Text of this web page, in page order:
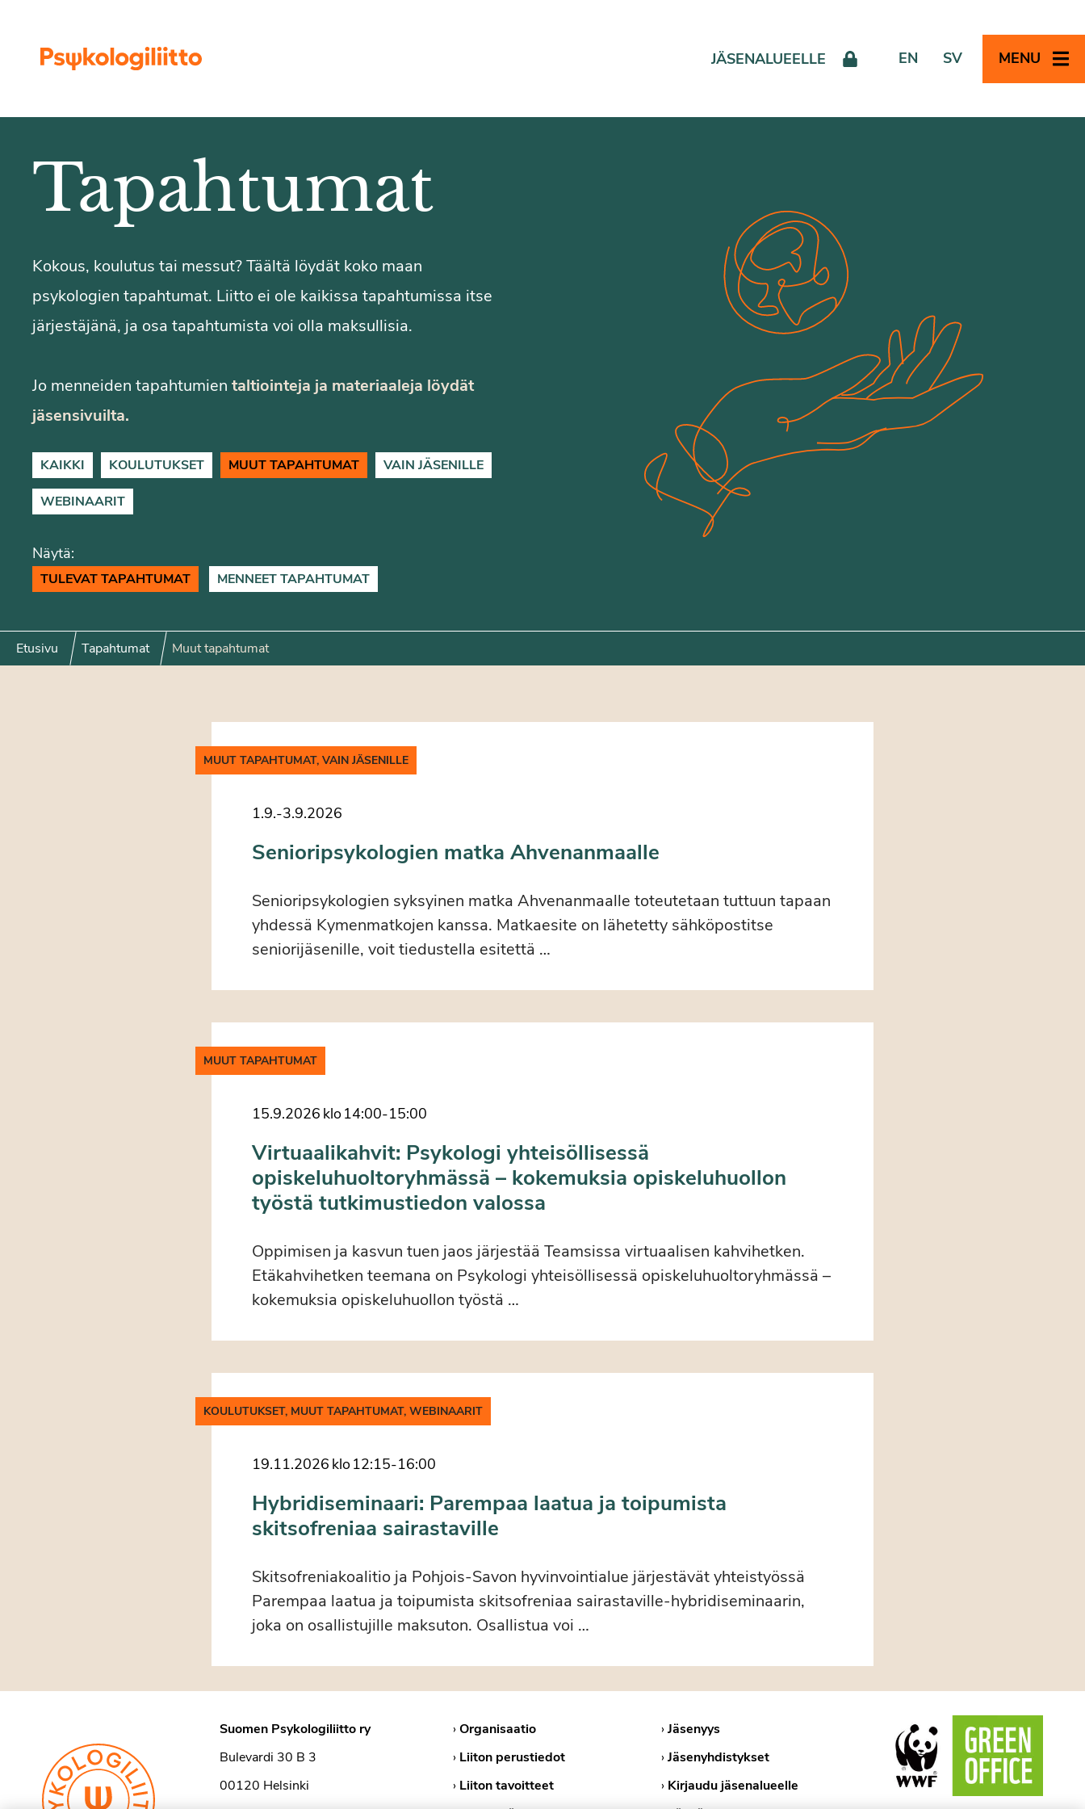
JÄSENALUEELLE EN SV MENU
Tapahtumat
Kokous, koulutus tai messut? Täältä löydät koko maan
psykologien tapahtumat. Liitto ei ole kaikissa tapahtumissa itse
järjestäjänä, ja osa tapahtumista voi olla maksullisia.
Jo menneiden tapahtumien taltiointeja ja materiaaleja löydät
jäsensivuilta.
KAIKKI KOULUTUKSET MUUT TAPAHTUMAT VAIN JÄSENILLE
WEBINAARIT
Näytä:
TULEVAT TAPAHTUMAT MENNEET TAPAHTUMAT
Etusivu Tapahtumat Muut tapahtumat
MUUT TAPAHTUMAT, VAIN JÄSENILLE
1.9.-3.9.2026
Senioripsykologien matka Ahvenanmaalle
Senioripsykologien syksyinen matka Ahvenanmaalle toteutetaan tuttuun tapaan
yhdessä Kymenmatkojen kanssa. Matkaesite on lähetetty sähköpostitse
seniorijäsenille, voit tiedustella esitettä …
MUUT TAPAHTUMAT
15.9.2026 klo14:00-15:00
Virtuaalikahvit: Psykologi yhteisöllisessä
opiskeluhuoltoryhmässä – kokemuksia opiskeluhuollon
työstä tutkimustiedon valossa
Oppimisen ja kasvun tuen jaos järjestää Teamsissa virtuaalisen kahvihetken.
Etäkahvihetken teemana on Psykologi yhteisöllisessä opiskeluhuoltoryhmässä –
kokemuksia opiskeluhuollon työstä …
KOULUTUKSET, MUUT TAPAHTUMAT, WEBINAARIT
19.11.2026 klo12:15-16:00
Hybridiseminaari: Parempaa laatua ja toipumista
skitsofreniaa sairastaville
Skitsofreniakoalitio ja Pohjois-Savon hyvinvointialue järjestävät yhteistyössä
Parempaa laatua ja toipumista skitsofreniaa sairastaville-hybridiseminaarin,
joka on osallistujille maksuton. Osallistua voi …
Suomen Psykologiliitto ry
Bulevardi 30 B 3
00120 Helsinki
›Organisaatio
› Liiton perustiedot
› Liiton tavoitteet
›Jäsenyys
›Jäsenyhdistykset
› Kirjaudu jäsenalueelle